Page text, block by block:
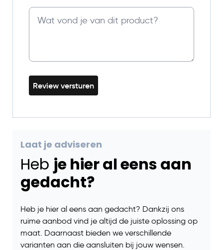
Review versturen
Laat je adviseren
Heb je hier al eens aan
gedacht?
Heb je hier al eens aan gedacht? Dankzij ons
ruime aanbod vind je altijd de juiste oplossing op
maat. Daarnaast bieden we verschillende
varianten aan die aansluiten bij jouw wensen.